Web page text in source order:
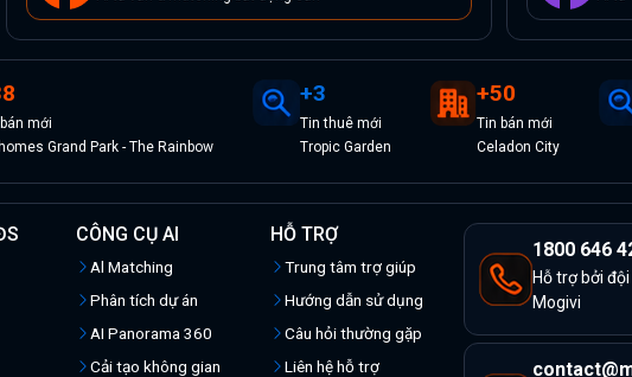
bán mới
Grand Park - The Rainbow
+3
Tinthuêmới
Tropic Garden
+50
Tin bán mới
Celadon City
CÔNG CỤ AI
Al Matching
Phân tích dự án
AI Panorama 360
Cải tạo không gian
HỖ TRỢ
Trung tâm trợ giúp
Hướng dẫn sử dụng
Câu hỏi thường gặp
Liên hệ hỗ trợ
1800 646
Hỗ trợ bởi
Mogivi